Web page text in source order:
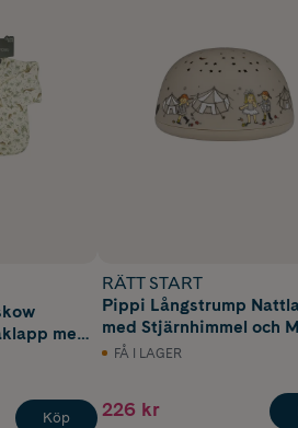
med
Köp
RÄTT START
Pippi Långstrump
med Stjärnhimmel och
FÅ I LAGER
226 kr